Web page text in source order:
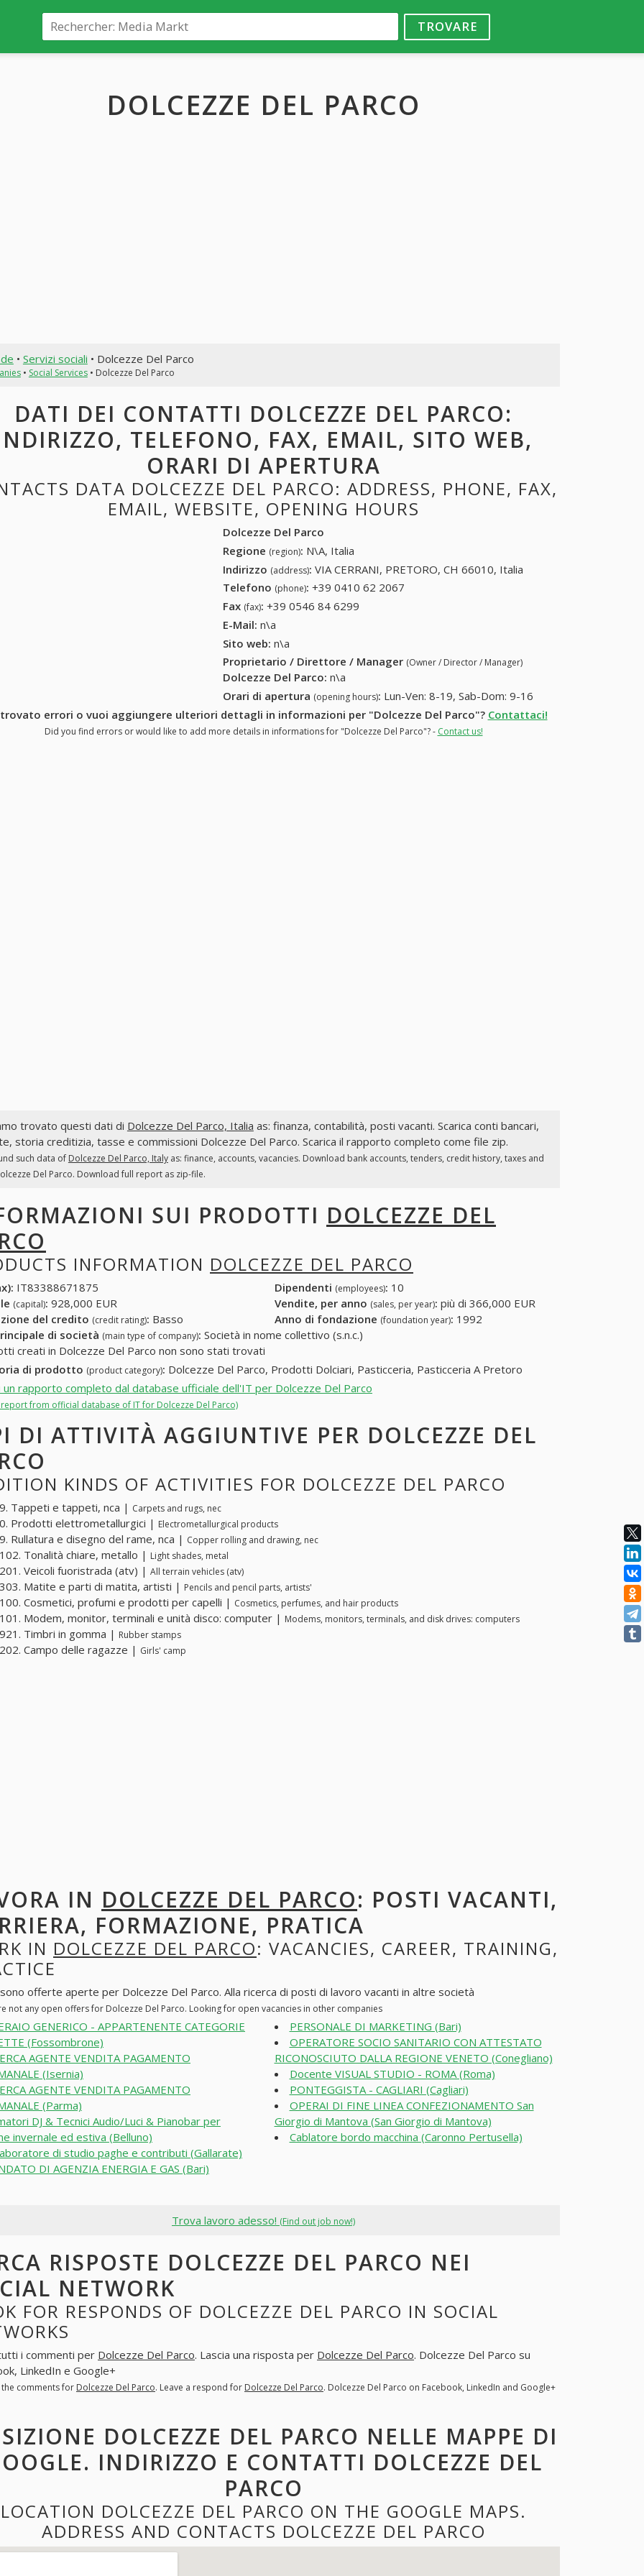
TROVARE
DOLCEZZE DEL PARCO
• Servizi sociali • Dolcezze Del Parco
• Social Services• Dolcezze Del Parco
DATI DEI CONTATTI DOLCEZZE DEL PARCO:
TELEFONO, FAX, EMAIL, SITO WEB,
ORARI DI APERTURA
DATA DOLCEZZE DEL PARCO: ADDRESS, PHONE, FAX,
EMAIL, WEBSITE, OPENING HOURS
Dolcezze Del Parco
Regione (region): N\A, Italia
Indirizzo (address): VIA CERRANI, PRETORO, CH 66010, Italia
Telefono (phone): +39 0410 62 2067
Fax (fax): +39 0546 84 6299
E-Mail: n\a
Sito web: n\a
Proprietario / Direttore / Manager (Owner / Director / Manager)
Dolcezze Del Parco: n\a
Orari di apertura (opening hours): Lun-Ven: 8-19, Sab-Dom: 9-16
errori o vuoi aggiungere ulteriori dettagli in informazioni per "Dolcezze Del Parco"? Contattaci!
Did you find errors or would like to add more details in informations for "Dolcezze Del Parco"? - Contact us!
trovato questi dati di Dolcezze Del Parco, Italia as: finanza, contabilità, posti vacanti. Scarica conti bancari,
storia creditizia, tasse e commissioni Dolcezze Del Parco. Scarica il rapporto completo come file zip.
such data of Dolcezze Del Parco, Italyas: finance, accounts, vacancies. Download bank accounts, tenders, credit history, taxes and
Del Parco. Download full report as zip-file.
SUI PRODOTTI DOLCEZZE DEL
INFORMATION DOLCEZZE DEL PARCO
IT83388671875 Dipendenti (employees): 10
(capital): 928,000 EUR Vendite, per anno (sales, per year): più di 366,000 EUR
del credito (credit rating): Basso Anno di fondazione (foundation year): 1992
di società (main type of company): Società in nome collettivo (s.n.c.)
creati in Dolcezze Del Parco non sono stati trovati
di prodotto (product category): Dolcezze Del Parco, Prodotti Dolciari, Pasticceria, Pasticceria A Pretoro
rapporto completo dal database ufficiale dell'IT per Dolcezze Del Parco
from official database of IT for Dolcezze Del Parco)
DI ATTIVITÀ AGGIUNTIVE PER DOLCEZZE DEL
KINDS OF ACTIVITIES FOR DOLCEZZE DEL PARCO
Tappeti e tappeti, nca | Carpets and rugs, nec
Prodotti elettrometallurgici | Electrometallurgical products
Rullatura e disegno del rame, nca | Copper rolling and drawing, nec
Tonalità chiare, metallo | Light shades, metal
Veicoli fuoristrada (atv) | All terrain vehicles (atv)
Matite e parti di matita, artisti | Pencils and pencil parts, artists'
Cosmetici, profumi e prodotti per capelli | Cosmetics, perfumes, and hair products
Modem, monitor, terminali e unità disco: computer | Modems, monitors, terminals, and disk drives: computers
Timbri in gomma | Rubber stamps
Campo delle ragazze | Girls' camp
IN DOLCEZZE DEL PARCO: POSTI VACANTI,
FORMAZIONE, PRATICA
IN DOLCEZZE DEL PARCO: VACANCIES, CAREER, TRAINING,
offerte aperte per Dolcezze Del Parco. Alla ricerca di posti di lavoro vacanti in altre società
not any open offers for Dolcezze Del Parco. Looking for open vacancies in other companies
GENERICO - APPARTENENTE CATEGORIE
(Fossombrone)
AGENTE VENDITA PAGAMENTO
(Isernia)
AGENTE VENDITA PAGAMENTO
(Parma)
DJ & Tecnici Audio/Luci & Pianobar per
invernale ed estiva (Belluno)
di studio paghe e contributi (Gallarate)
DI AGENZIA ENERGIA E GAS (Bari)
PERSONALE DI MARKETING (Bari)
OPERATORE SOCIO SANITARIO CON ATTESTATO
RICONOSCIUTO DALLA REGIONE VENETO (Conegliano)
Docente VISUAL STUDIO - ROMA (Roma)
PONTEGGISTA - CAGLIARI (Cagliari)
OPERAI DI FINE LINEA CONFEZIONAMENTO San
Giorgio di Mantova (San Giorgio di Mantova)
Cablatore bordo macchina (Caronno Pertusella)
Trova lavoro adesso! (Find out job now!)
RISPOSTE DOLCEZZE DEL PARCO NEI
NETWORK
FOR RESPONDS OF DOLCEZZE DEL PARCO IN SOCIAL
i commenti per Dolcezze Del Parco. Lascia una risposta per Dolcezze Del Parco. Dolcezze Del Parco su
LinkedIn e Google+
the comments for Dolcezze Del Parco. Leave a respond for Dolcezze Del Parco. Dolcezze Del Parco on Facebook, LinkedIn and Google+
DOLCEZZE DEL PARCO NELLE MAPPE DI
INDIRIZZO E CONTATTI DOLCEZZE DEL
PARCO
LOCATION DOLCEZZE DEL PARCO ON THE GOOGLE MAPS.
ADDRESS AND CONTACTS DOLCEZZE DEL PARCO